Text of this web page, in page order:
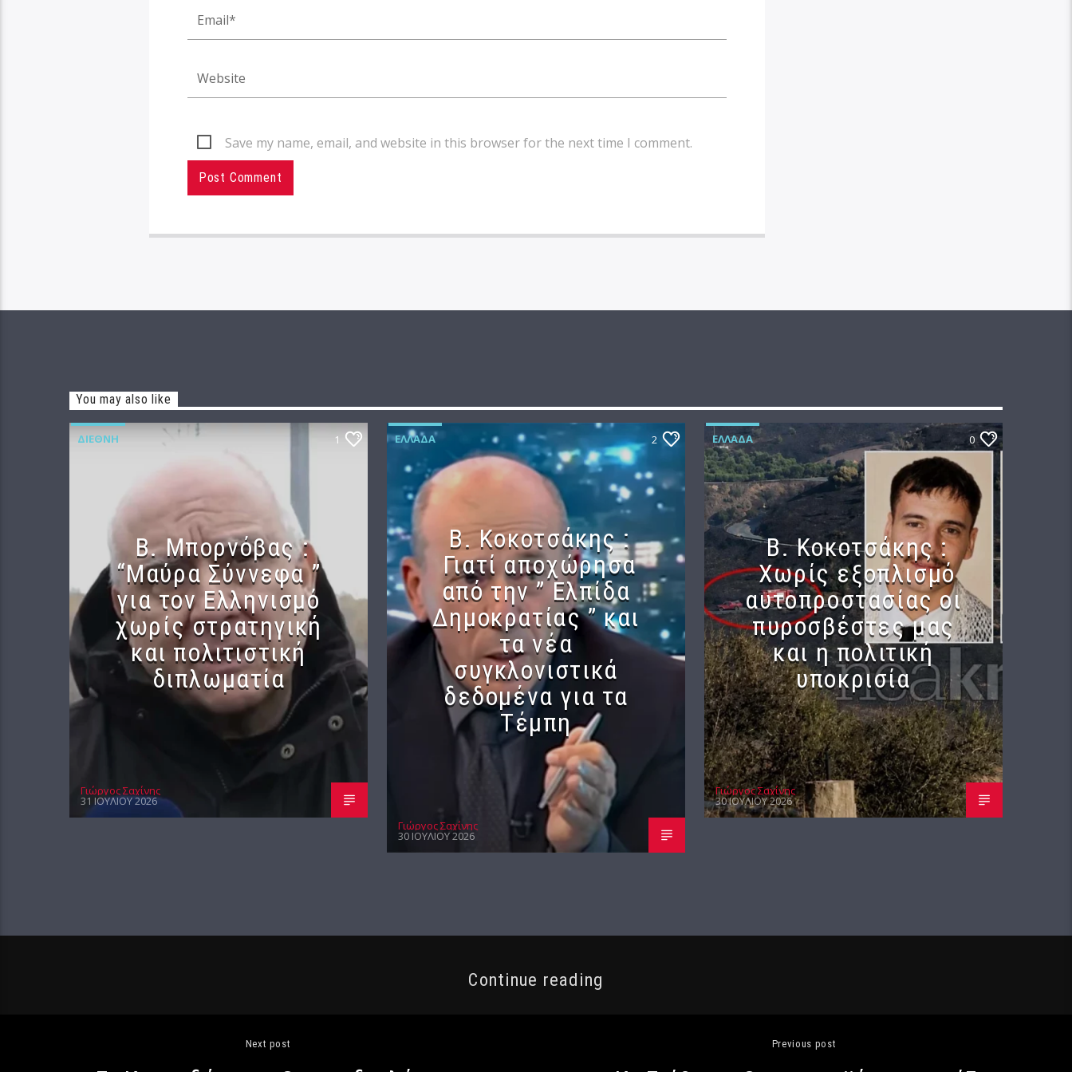
Save my name, email, and website in this browser for the next time I comment.
You may also like
ΔΙΕΘΝΉ 1
B. Μπορνόβας :
“Μαύρα Σύννεφα ”
για τον Ελληνισμό
χωρίς στρατηγική
και πολιτιστική
διπλωματία
Γιώργος Σαχίνης
31 ΙΟΥΛΊΟΥ 2026
ΕΛΛΆΔΑ 2
Β. Κοκοτσάκης :
Γιατί αποχώρησα
από την ” Ελπίδα
Δημοκρατίας ” και
τα νέα
συγκλονιστικά
δεδομένα για τα
Τέμπη
Γιώργος Σαχίνης
30 ΙΟΥΛΊΟΥ 2026
ΕΛΛΆΔΑ 0
Β. Κοκοτσάκης :
Χωρίς εξοπλισμό
αυτοπροστασίας οι
πυροσβέστες μας
και η πολιτική
υποκρισία
Γιώργος Σαχίνης
30 ΙΟΥΛΊΟΥ 2026
Continue reading
Next post Previous post